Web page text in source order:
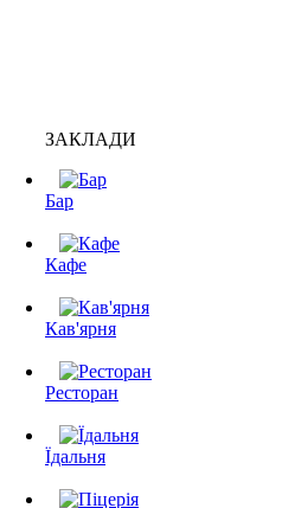
ЗАКЛАДИ
Бар
Кафе
Кав'ярня
Ресторан
Їдальня